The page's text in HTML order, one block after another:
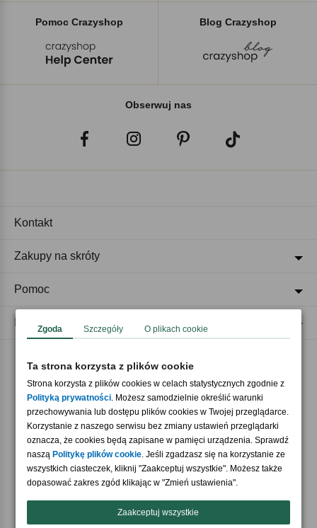
Pomoc Crazyshop Blog Crazyshop
Obserwuj nas
Akceptujemy płatności
Nasi partnerzy
Kontakt
Zakupy na skróty
Pomoc
Zgoda Szczegóły O plikach cookie
Ta strona korzysta z plików cookie
Strona korzysta z plików cookies w celach statystycznych zgodnie z
Polityką prywatności. Możesz samodzielnie określić warunki
przechowywania lub dostępu plików cookies w Twojej przeglądarce.
Korzystanie z naszego serwisu bez zmiany ustawień przeglądarki
oznacza, że cookies będą zapisane w pamięci urządzenia. Sprawdź
naszą Politykę plików cookie. Jeśli zgadzasz się na korzystanie ze
wszystkich ciasteczek, kliknij "Zaakceptuj wszystkie". Możesz także
dopasować zakres zgód klikając w "Zmień ustawienia".
Zaakceptuj wszystkie